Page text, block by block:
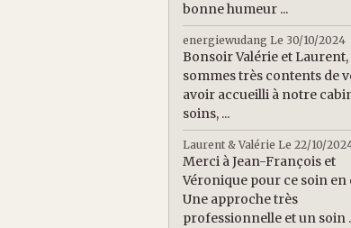
bonne humeur ...
energiewudang Le 30/10/2024
Bonsoir Valérie et Laurent,
sommes très contents de
avoir accueilli à notre
soins, ...
Laurent & Valérie Le 22/10/
Merci à Jean-François et
Véronique pour ce soin en
Une approche très
professionnelle et un soin